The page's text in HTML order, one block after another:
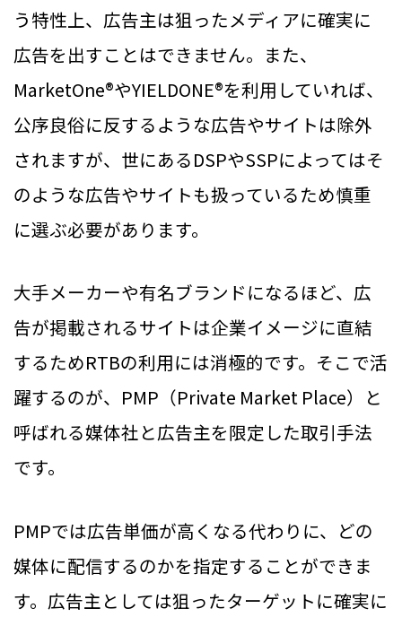
う特性上、広告主は狙ったメディアに確実に
広告を出すことはできません。また、
MarketOne®やYIELDONE®を利用していれば、
公序良俗に反するような広告やサイトは除外
されますが、世にあるDSPやSSPによってはそ
のような広告やサイトも扱っているため慎重
に選ぶ必要があります。
大手メーカーや有名ブランドになるほど、広
告が掲載されるサイトは企業イメージに直結
するためRTBの利用には消極的です。そこで活
躍するのが、PMP（Private Market Place）と
呼ばれる媒体社と広告主を限定した取引手法
です。
PMPでは広告単価が高くなる代わりに、どの
媒体に配信するのかを指定することができま
す。広告主としては狙ったターゲットに確実に